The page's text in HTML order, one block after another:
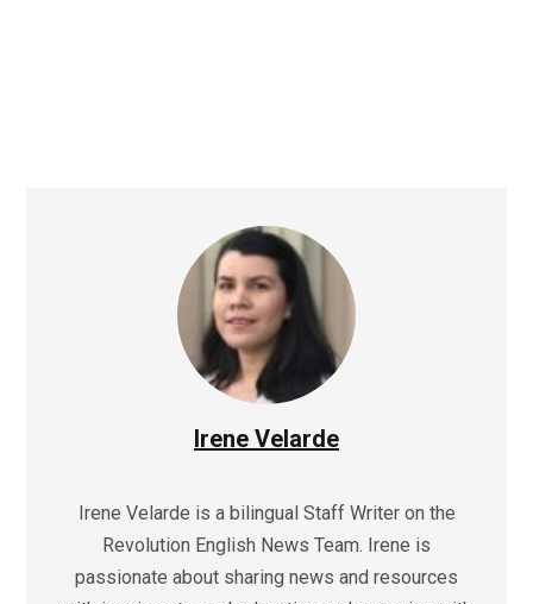
Irene Velarde
Irene Velarde is a bilingual Staff Writer on the
Revolution English News Team. Irene is
passionate about sharing news and resources